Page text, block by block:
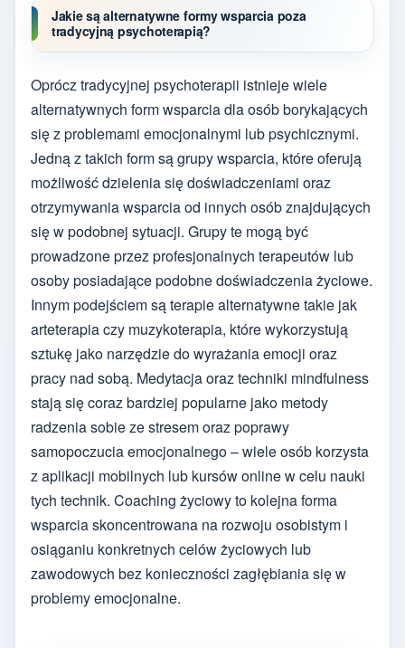
Jakie są alternatywne formy wsparcia poza
tradycyjną psychoterapią?
Oprócz tradycyjnej psychoterapii istnieje wiele
alternatywnych form wsparcia dla osób borykających
się z problemami emocjonalnymi lub psychicznymi.
Jedną z takich form są grupy wsparcia, które oferują
możliwość dzielenia się doświadczeniami oraz
otrzymywania wsparcia od innych osób znajdujących
się w podobnej sytuacji. Grupy te mogą być
prowadzone przez profesjonalnych terapeutów lub
osoby posiadające podobne doświadczenia życiowe.
Innym podejściem są terapie alternatywne takie jak
arteterapia czy muzykoterapia, które wykorzystują
sztukę jako narzędzie do wyrażania emocji oraz
pracy nad sobą. Medytacja oraz techniki mindfulness
stają się coraz bardziej popularne jako metody
radzenia sobie ze stresem oraz poprawy
samopoczucia emocjonalnego – wiele osób korzysta
z aplikacji mobilnych lub kursów online w celu nauki
tych technik. Coaching życiowy to kolejna forma
wsparcia skoncentrowana na rozwoju osobistym i
osiąganiu konkretnych celów życiowych lub
zawodowych bez konieczności zagłębiania się w
problemy emocjonalne.